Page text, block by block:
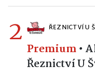
2 ŘEZNICTVÍ U
Premium •
Řeznictví U